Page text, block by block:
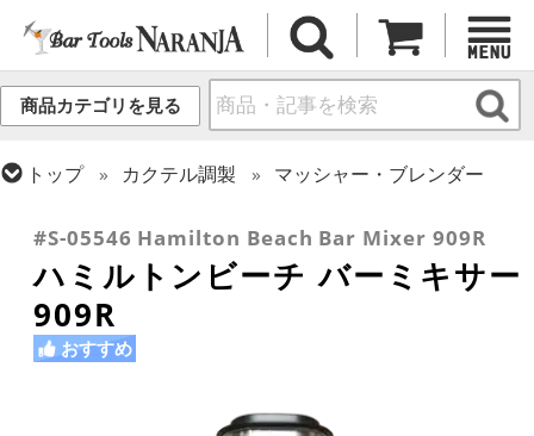
商品カテゴリを見る
トップ カクテル調製
マッシャー・ブレンダー
#S-05546 Hamilton Beach Bar Mixer 909R
ハミルトンビーチ バーミキサー
909R
おすすめ